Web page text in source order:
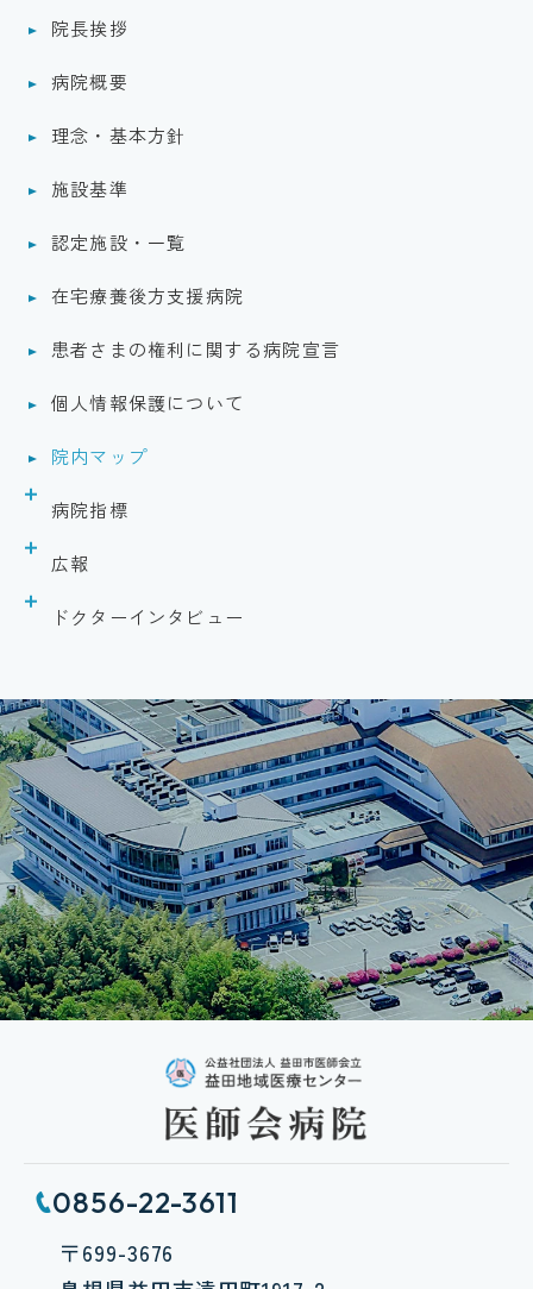
院長挨拶
病院概要
理念・基本方針
施設基準
認定施設・一覧
在宅療養後方支援病院
患者さまの権利に関する病院宣言
個人情報保護について
院内マップ
病院指標
DPC
医療の質（クオリティーインディケーター）
広報
医師会病院だより
ドクターインタビュー
院長 齊藤 洋司
0856-22-3611
〒699-3676